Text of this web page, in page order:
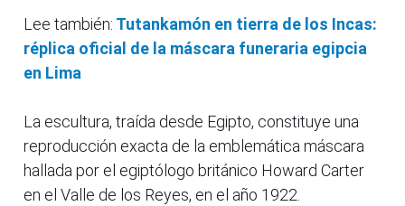
Lee también: Tutankamón en tierra de los Incas:
réplica oficial de la máscara funeraria egipcia
en Lima
La escultura, traída desde Egipto, constituye una
reproducción exacta de la emblemática máscara
hallada por el egiptólogo británico Howard Carter
en el Valle de los Reyes, en el año 1922.